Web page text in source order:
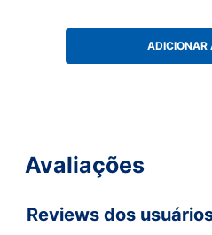
ADICIONAR
Avaliações
Reviews dos